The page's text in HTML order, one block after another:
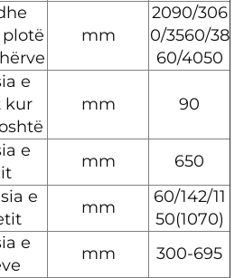
mm
2090/306
0/3560/38
60/4050
e
kur
mm 90
e
mm
650
e
mm
60/142/11
50(1070)
e
mm
300-695